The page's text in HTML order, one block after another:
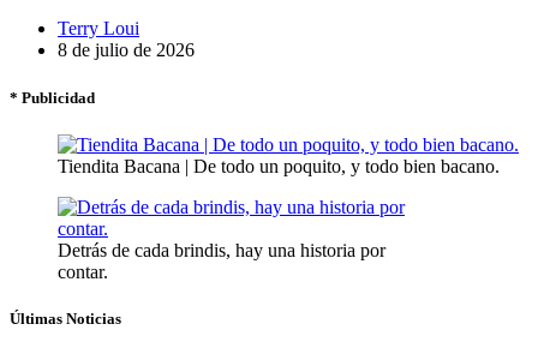
Terry Loui
8 de julio de 2026
* Publicidad
Tiendita Bacana | De todo un poquito, y todo bien bacano.
Detrás de cada brindis, hay una historia por
contar.
Últimas Noticias